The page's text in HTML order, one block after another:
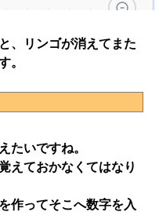
、リンゴが消えてまた
。
たいですね。
えておかなくてはなり
作ってそこへ数字を入